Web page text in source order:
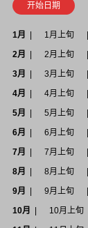
开始日期
1月 1月上旬
2月
2月上旬
3月
3月上旬
4月
4月上旬
5月
5月上旬
6月
6月上旬
7月
7月上旬
8月
8月上旬
9月
9月上旬
10月
10月上旬